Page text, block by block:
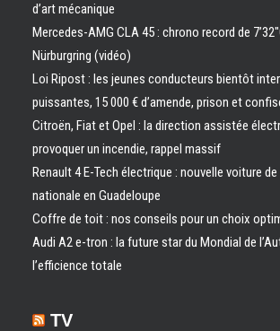
d’art mécanique
Mercedes-AMG CLA 45 : chrono record de
Nürburgring (vidéo)
Loi Ripost : les jeunes conducteurs bientôt
puissantes, 15 000 € d’amende, prison et
Citroën, Fiat et Opel : la direction assistée
provoquer un incendie, rappel massif
Renault 4 E-Tech électrique : nouvelle voiture de
nationale en Guadeloupe
Coffre de toit : nos conseils pour un choix
Audi A2 e-tron : la future star du Mondial de
l’efficience totale
TV